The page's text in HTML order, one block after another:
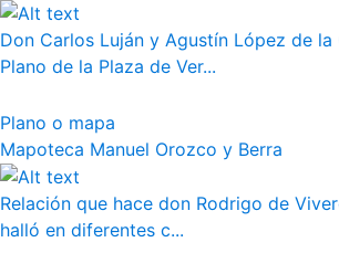
Don Carlos Luján y Agustín López de la
Plano de la Plaza de Ver...
Plano o mapa
Mapoteca Manuel Orozco y Berra
Relación que hace don Rodrigo de
halló en diferentes c...